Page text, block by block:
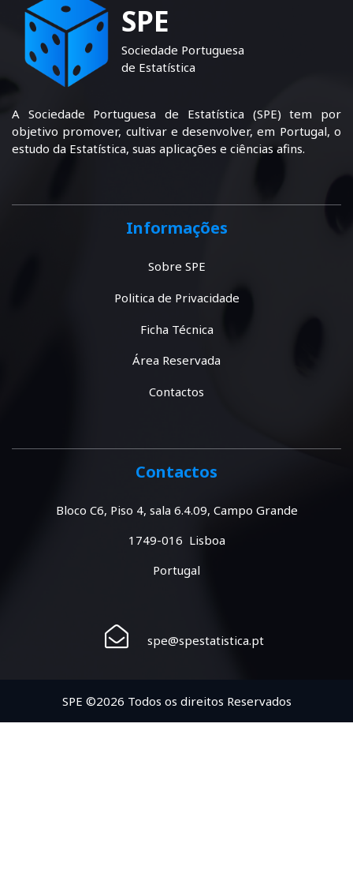
SPE
Sociedade Portuguesa
de Estatística
A Sociedade Portuguesa de Estatística (SPE) tem por
objetivo promover, cultivar e desenvolver, em Portugal, o
estudo da Estatística, suas aplicações e ciências afins.
Informações
Sobre SPE
Politica de Privacidade
Ficha Técnica
Área Reservada
Contactos
Contactos
Bloco C6, Piso 4, sala 6.4.09, Campo Grande
1749-016 Lisboa
Portugal
spe@spestatistica.pt
SPE ©2026 Todos os direitos Reservados